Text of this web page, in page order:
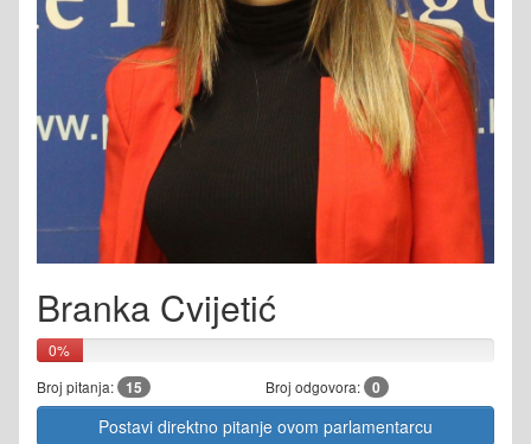
Branka Cvijetić
0%
Broj pitanja: 15 Broj odgovora: 0
Postavi direktno pitanje ovom parlamentarcu